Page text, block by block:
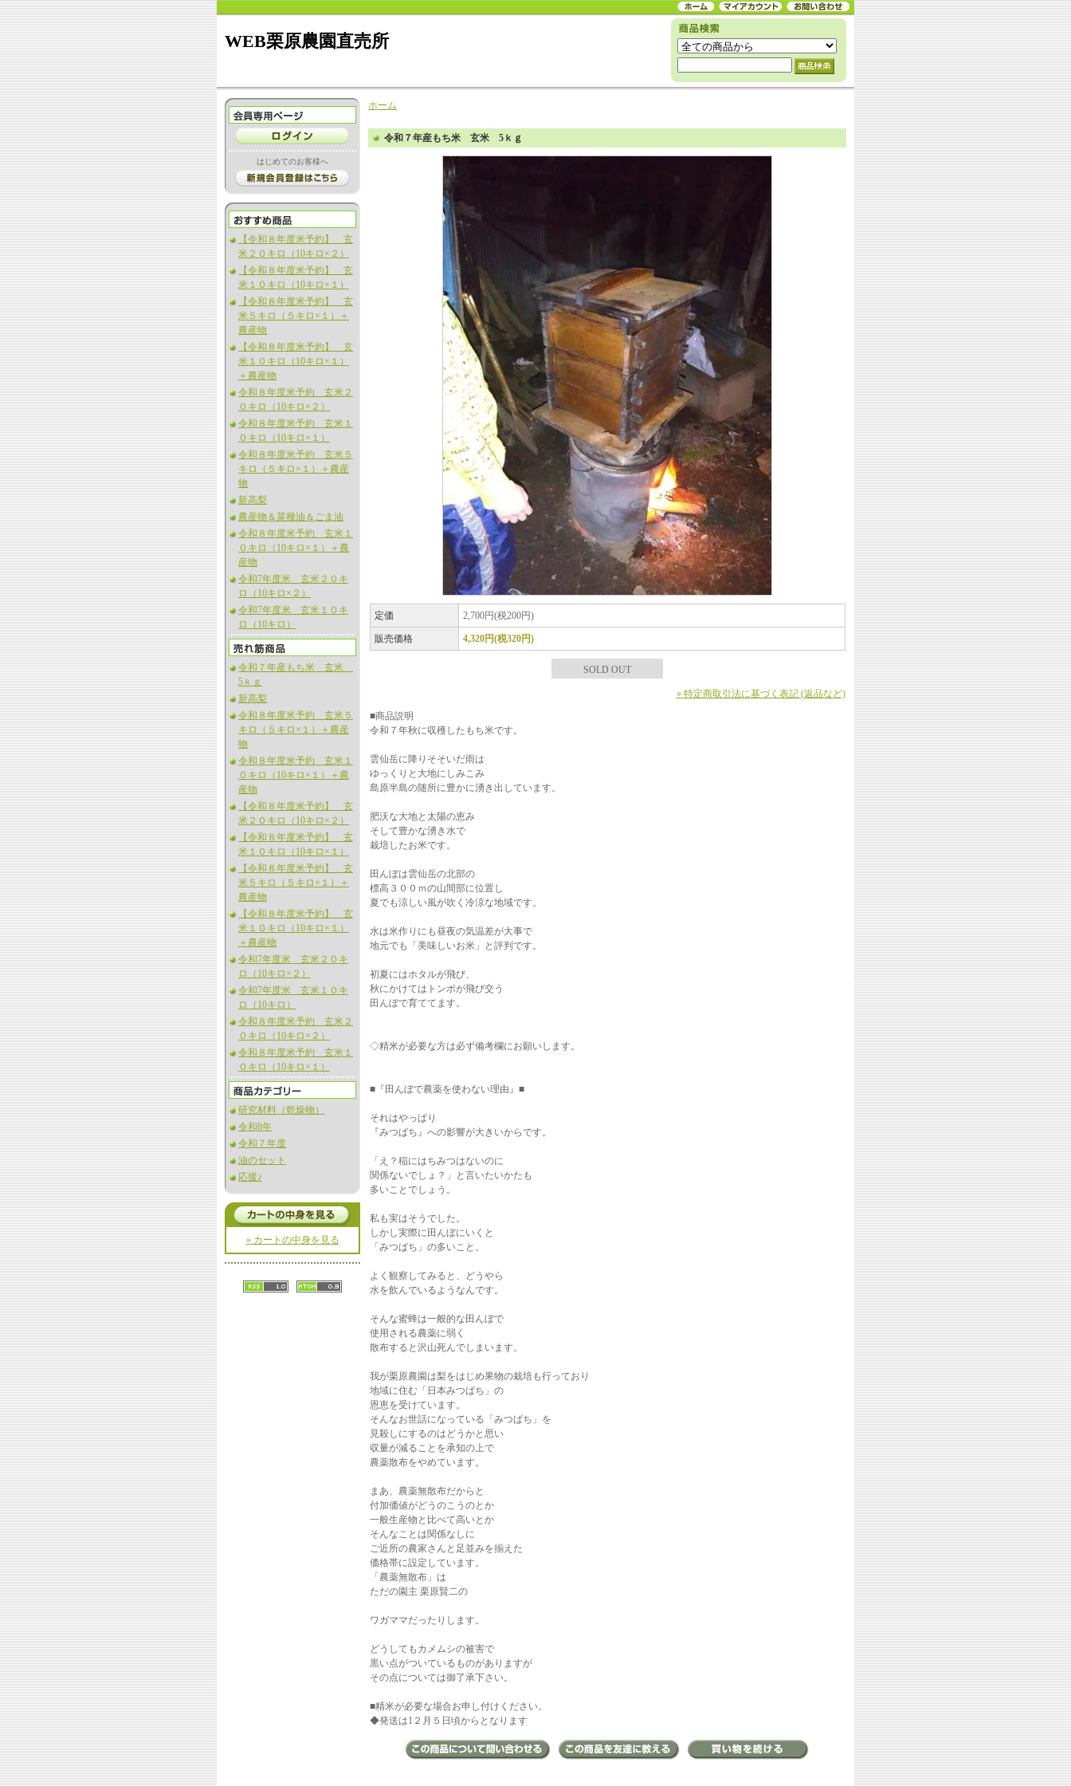
WEB栗原農園直売所
はじめてのお客様へ
【令和８年度米予約】 玄
米２０キロ（10キロ×２）
【令和８年度米予約】 玄
米１０キロ（10キロ×１）
【令和８年度米予約】 玄
米５キロ（５キロ×１）＋
農産物
【令和８年度米予約】 玄
米１０キロ（10キロ×１）
＋農産物
令和８年度米予約 玄米２
０キロ（10キロ×２）
令和８年度米予約 玄米１
０キロ（10キロ×１）
令和８年度米予約 玄米５
キロ（５キロ×１）＋農産
物
新高梨
農産物＆菜種油＆ごま油
令和８年度米予約 玄米１
０キロ（10キロ×１）＋農
産物
令和7年度米 玄米２０キ
ロ（10キロ×２）
令和7年度米 玄米１０キ
ロ（10キロ）
令和７年産もち米 玄米
5ｋｇ
新高梨
令和８年度米予約 玄米５
キロ（５キロ×１）＋農産
物
令和８年度米予約 玄米１
０キロ（10キロ×１）＋農
産物
【令和８年度米予約】 玄
米２０キロ（10キロ×２）
【令和８年度米予約】 玄
米１０キロ（10キロ×１）
【令和８年度米予約】 玄
米５キロ（５キロ×１）＋
農産物
【令和８年度米予約】 玄
米１０キロ（10キロ×１）
＋農産物
令和7年度米 玄米２０キ
ロ（10キロ×２）
令和7年度米 玄米１０キ
ロ（10キロ）
令和８年度米予約 玄米２
０キロ（10キロ×２）
令和８年度米予約 玄米１
０キロ（10キロ×１）
研究材料（乾燥物）
令和8年
令和７年度
油のセット
応援♪
» カートの中身を見る
ホーム
令和７年産もち米 玄米 5ｋｇ
定価 2,700円(税200円)
販売価格 4,320円(税320円)
SOLD OUT
» 特定商取引法に基づく表記 (返品など)
■商品説明
令和７年秋に収穫したもち米です。
雲仙岳に降りそそいだ雨は
ゆっくりと大地にしみこみ
島原半島の随所に豊かに湧き出しています。
肥沃な大地と太陽の恵み
そして豊かな湧き水で
栽培したお米です。
田んぼは雲仙岳の北部の
標高３００ｍの山間部に位置し
夏でも涼しい風が吹く冷涼な地域です。
水は米作りにも昼夜の気温差が大事で
地元でも「美味しいお米」と評判です。
初夏にはホタルが飛び、
秋にかけてはトンボが飛び交う
田んぼで育ててます。
◇精米が必要な方は必ず備考欄にお願いします。
■『田んぼで農薬を使わない理由』■
それはやっぱり
『みつばち』への影響が大きいからです。
「え？稲にはちみつはないのに
関係ないでしょ？」と言いたいかたも
多いことでしょう。
私も実はそうでした。
しかし実際に田んぼにいくと
「みつばち」の多いこと。
よく観察してみると、どうやら
水を飲んでいるようなんです。
そんな蜜蜂は一般的な田んぼで
使用される農薬に弱く
散布すると沢山死んでしまいます。
我が栗原農園は梨をはじめ果物の栽培も行っており
地域に住む「日本みつばち」の
恩恵を受けています。
そんなお世話になっている「みつばち」を
見殺しにするのはどうかと思い
収量が減ることを承知の上で
農薬散布をやめています。
まあ、農薬無散布だからと
付加価値がどうのこうのとか
一般生産物と比べて高いとか
そんなことは関係なしに
ご近所の農家さんと足並みを揃えた
価格帯に設定しています。
「農薬無散布」は
ただの園主 栗原賢二の
ワガママだったりします。
どうしてもカメムシの被害で
黒い点がついているものがありますが
その点については御了承下さい。
■精米が必要な場合お申し付けください。
◆発送は1２月５日頃からとなります